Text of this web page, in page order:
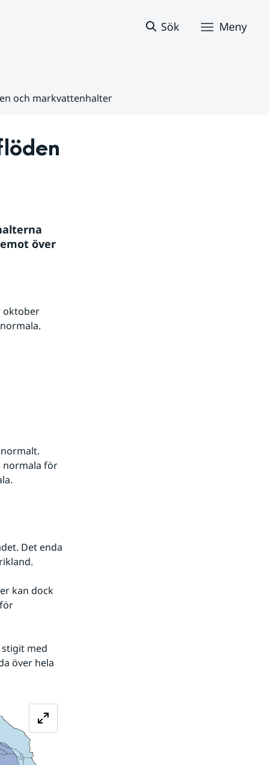
Sök Meny
och markvattenhalter
över
oktober
normala för
Det enda
kan dock
med
över hela